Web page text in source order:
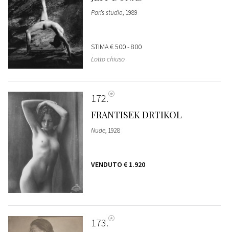
Paris studio, 1989
STIMA€ 500 - 800
Lotto chiuso
172
FRANTISEK DRTIKOL
Nude, 1928
VENDUTO € 1.920
173